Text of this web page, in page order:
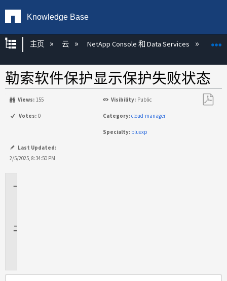
Knowledge Base
扩展/隐缩全局层次
主页 云 NetApp Console 和 Data Services
勒索软件保护显示保护失败状态
Views: 155 Visibility: Public
Votes: 0 Category:cloud-manager
Specialty: bluexp
Last Updated:
2/5/2025, 8:34:50 PM